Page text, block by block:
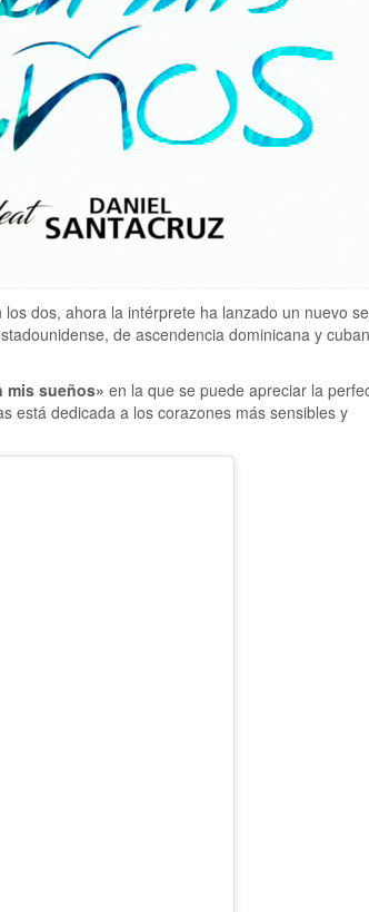
dos, ahora la intérprete ha lanzado un nuevo
de ascendencia dominicana y
mis sueños» en la que se puede apreciar la
está dedicada a los corazones más sensibles y